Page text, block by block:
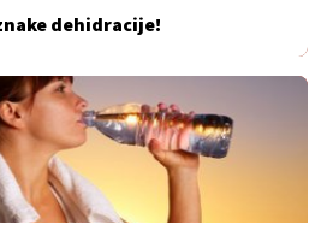
dehidracije!